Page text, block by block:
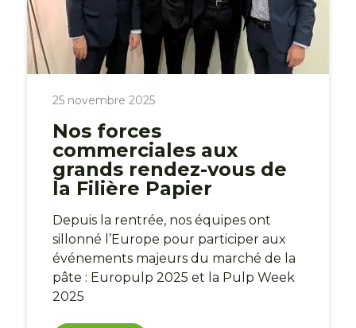
25 novembre 2025
Nos forces
commerciales aux
grands rendez-vous de
la Filière Papier
Depuis la rentrée, nos équipes ont
sillonné l’Europe pour participer aux
événements majeurs du marché de la
pâte : Europulp 2025 et la Pulp Week
2025